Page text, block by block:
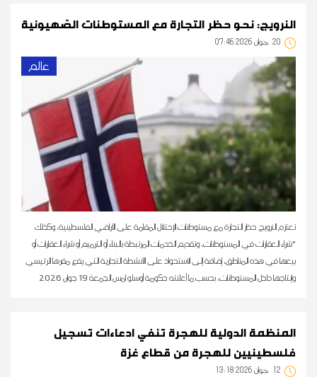
النرويج: نحو حظر التجارة مع المستوطنات الصّهيونية
20 07:46 2026 جوان
عالم
تعتزم النرويج حظر التجارة مع مستوطنات الإحتلال المقامة على الأراضي الفلسطينية، وكذلك
"شراء العقارات في المستوطنات، وتقديم الخدمات المرتبطة بالبناء أو الترميم أو شراء العقارات أو
بيعها في هذه المناطق، إضافة إلى الاستحواذ على الأنشطة التجارية التي يقع مقرها الرئيسي
وإنتاجها داخل المستوطنات، بحسب ما أعلنته حكومة أوسلو امس الجمعة 19 جوان 2026
المنظمة الدولية للهجرة تنفي ادعاءات تسجيل
فلسطينيين للهجرة من قطاع غزة
12 13:18 2026 جوان